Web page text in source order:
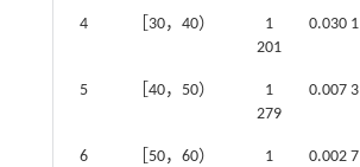
4 ［30，40）
1
201
0.030 1
5 ［40，50）
1
279
0.007 3
6 ［50，60）
1
0.002 7